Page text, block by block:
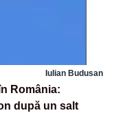
Iulian Budusan
România:
după un salt